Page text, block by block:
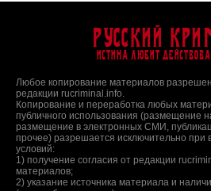
Русский
Истина любит
Любое копирование материалов
редакции rucriminal.info.
Копирование и переработка любых
публичного использования (размещение
размещение в электронных СМИ,
прочее) разрешается исключительно
условий:
1) получение согласия от редакции
материалов;
2) указание источника материала и